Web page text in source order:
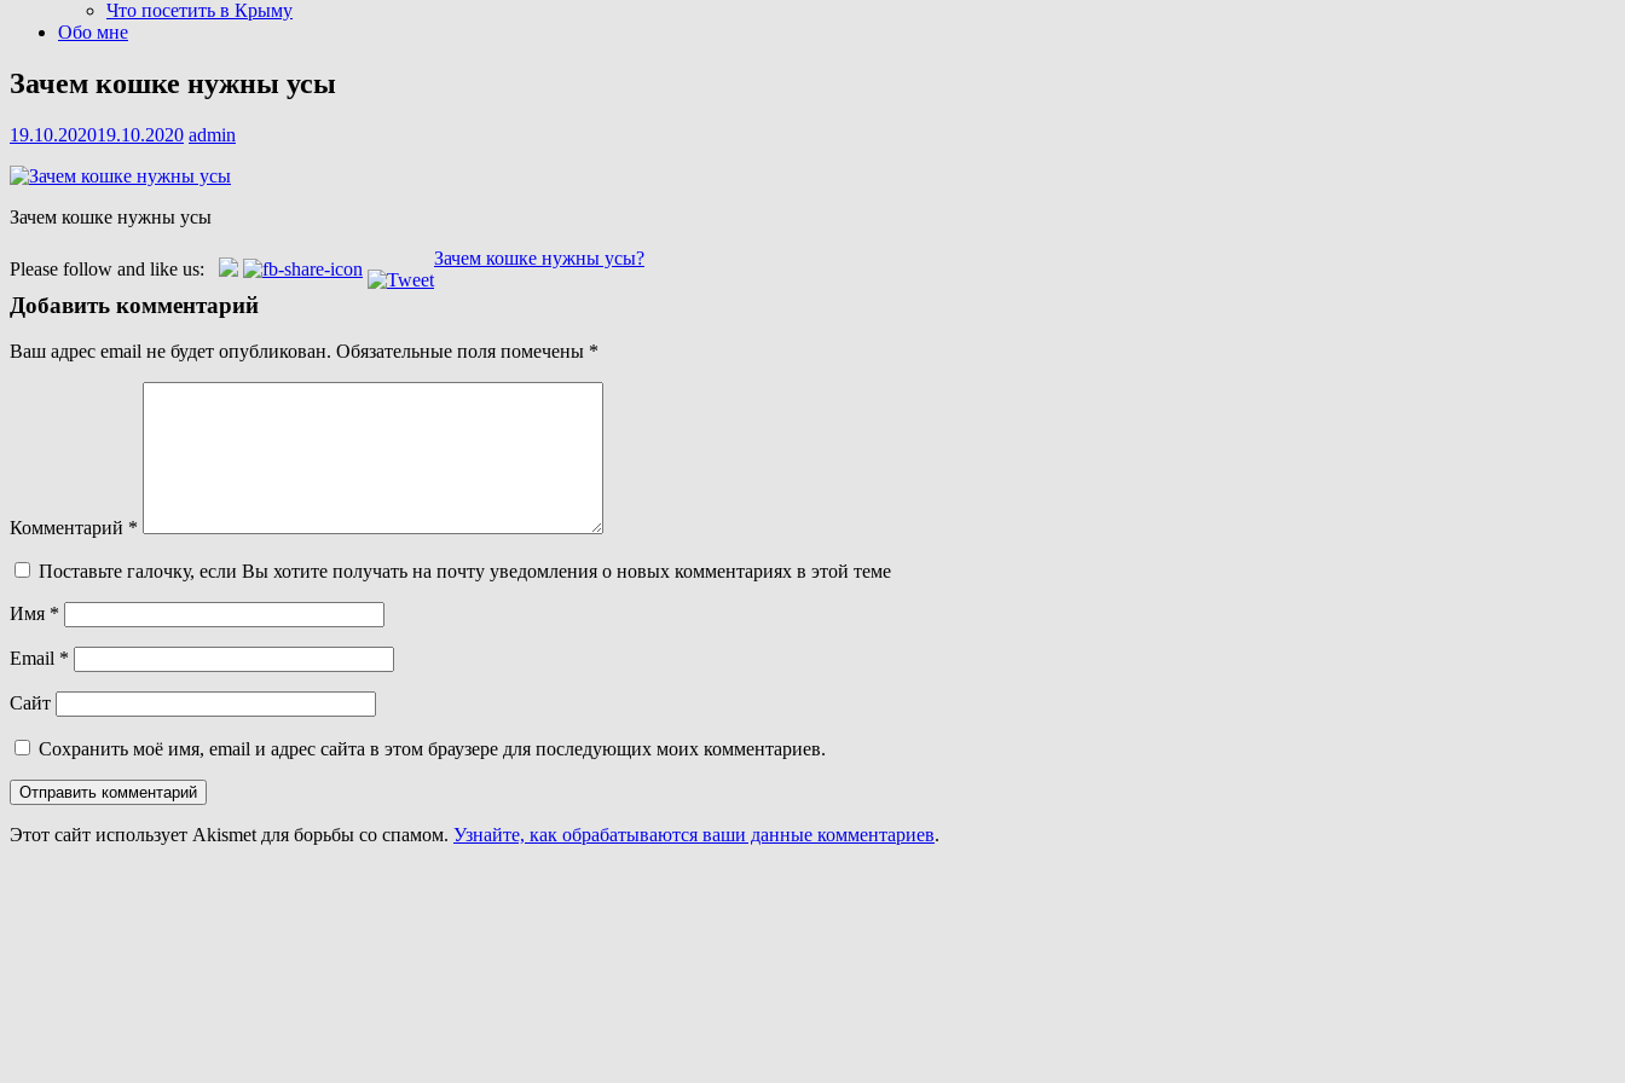
Что посетить в Крыму
Обо мне
Зачем кошке нужны усы
19.10.202019.10.2020 admin
Зачем кошке нужны усы
Please follow and like us:
Навигация
по
записям
Зачем кошке нужны усы?
Добавить комментарий
Ваш адрес email не будет опубликован. Обязательные поля помечены *
Комментарий *
Поставьте галочку, если Вы хотите получать на почту уведомления о новых комментариях в этой теме
Имя *
Email *
Сайт
Сохранить моё имя, email и адрес сайта в этом браузере для последующих моих комментариев.
Этот сайт использует Akismet для борьбы со спамом. Узнайте, как обрабатываются ваши данные комментариев.